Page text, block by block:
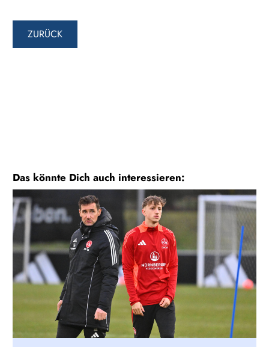
ZURÜCK
Das könnte Dich auch interessieren: